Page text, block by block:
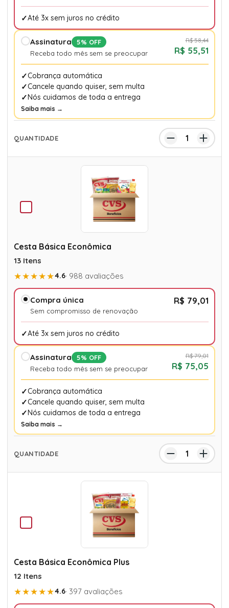
Até 3x sem juros no crédito
Assinatura
5% OFF
Receba todo mês sem se preocupar
R$ 58,44
R$ 55,51
Cobrança automática
Cancele quando quiser, sem multa
Nós cuidamos de toda a entrega
Saiba mais →
Cesta Básica Econômica
13 Itens
★★★★★4.6· 988 avaliações
Compra única
Sem compromisso de renovação
R$ 79,01
Até 3x sem juros no crédito
Assinatura
5% OFF
Receba todo mês sem se preocupar
R$ 79,01
R$ 75,05
Cobrança automática
Cancele quando quiser, sem multa
Nós cuidamos de toda a entrega
Saiba mais →
Cesta Básica Econômica Plus
12 Itens
★★★★★4.6· 397 avaliações